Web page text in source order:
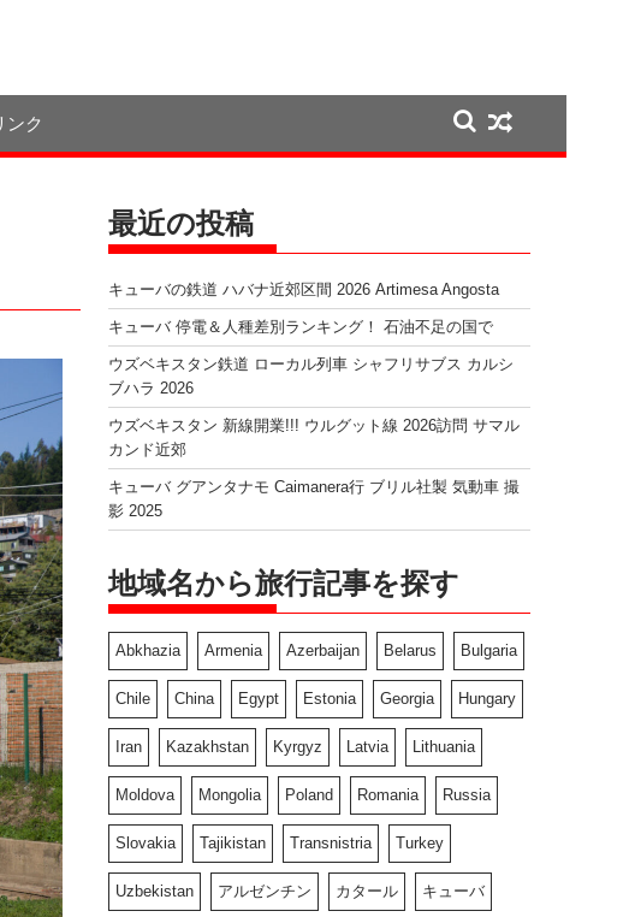
ンク
最近の投稿
キューバの鉄道 ハバナ近郊区間 2026 Artimesa Angosta
キューバ 停電＆人種差別ランキング！ 石油不足の国で
ウズベキスタン鉄道 ローカル列車 シャフリサブス カルシ
ブハラ 2026
ウズベキスタン 新線開業!!! ウルグット線 2026訪問 サマル
カンド近郊
キューバ グアンタナモ Caimanera行 ブリル社製 気動車 撮
影 2025
地域名から旅行記事を探す
Abkhazia Armenia Azerbaijan Belarus Bulgaria
Chile China Egypt Estonia Georgia Hungary
Iran Kazakhstan Kyrgyz Latvia Lithuania
Moldova Mongolia Poland Romania Russia
Slovakia Tajikistan Transnistria Turkey
Uzbekistan アルゼンチン カタール キューバ